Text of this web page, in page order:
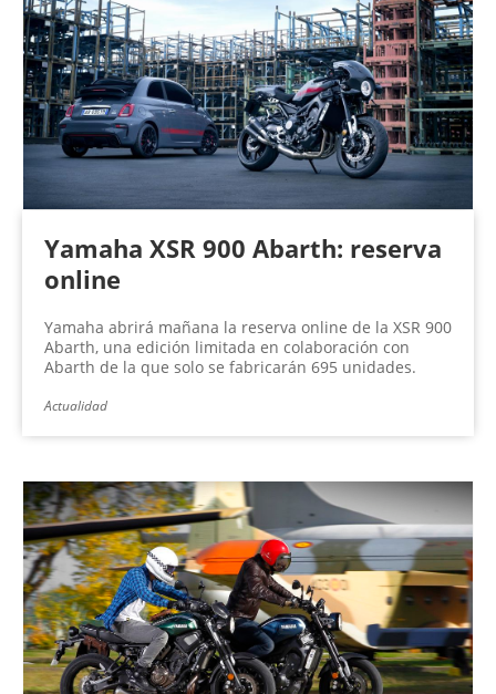
Yamaha XSR 900 Abarth: reserva
online
Yamaha abrirá mañana la reserva online de la XSR 900
Abarth, una edición limitada en colaboración con
Abarth de la que solo se fabricarán 695 unidades.
Actualidad